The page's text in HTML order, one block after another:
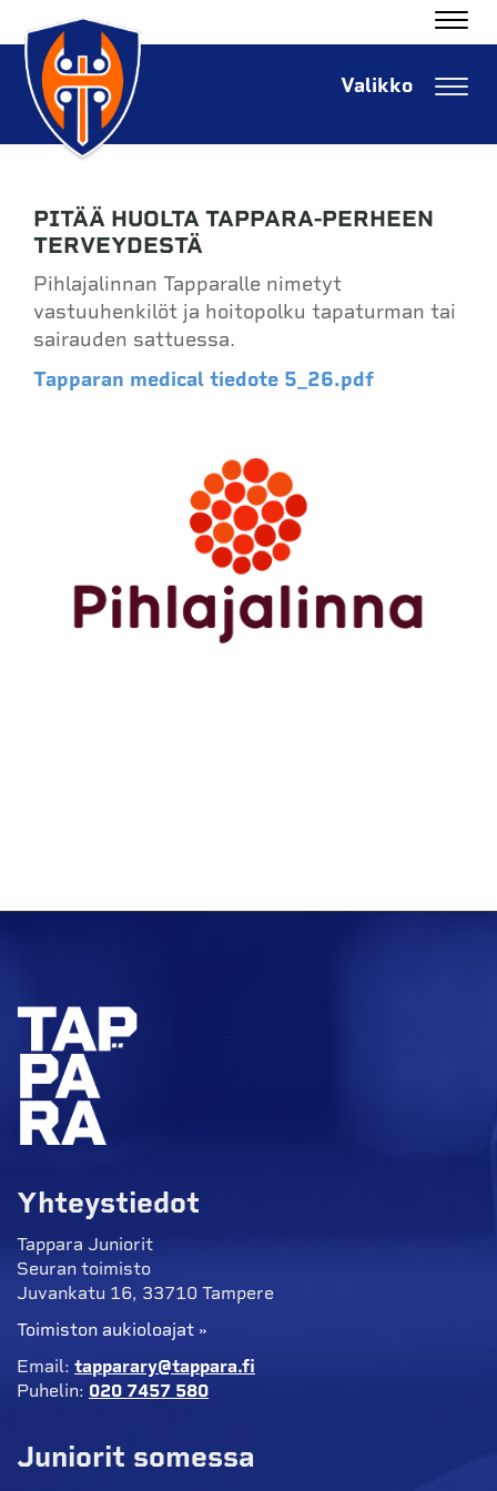
PITÄÄ HUOLTA TAPPARA-PERHEEN
TERVEYDESTÄ
Pihlajalinnan Tapparalle nimetyt
vastuuhenkilöt ja hoitopolku tapaturman tai
sairauden sattuessa.
Tapparan medical tiedote 5_26.pdf
Yhteystiedot
Tappara Juniorit
Seuran toimisto
Juvankatu 16, 33710 Tampere
Toimiston aukioloajat »
Email: tapparary@tappara.fi
Puhelin: 020 7457 580
Juniorit somessa